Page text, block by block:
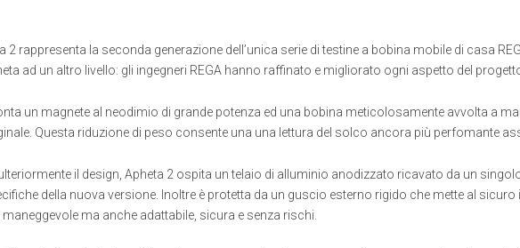
2 rappresenta la seconda generazione dell’unica serie di testine a bobina mobile di casa
ad un altro livello: gli ingegneri REGA hanno raffinato e migliorato ogni aspetto del
un magnete al neodimio di grande potenza ed una bobina meticolosamente avvolta a
Questa riduzione di peso consente una una lettura del solco ancora più perfomante
il design, Apheta 2 ospita un telaio di alluminio anodizzato ricavato da un
della nuova versione. Inoltre è protetta da un guscio esterno rigido che mette al
maneggevole ma anche adattabile, sicura e senza rischi.